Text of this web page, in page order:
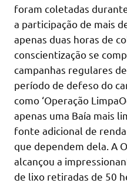
foram coletadas
a participação de mais
apenas duas horas de
conscientização se
campanhas regulares
período de defeso do
como ‘Operação
apenas uma Baía mais
fonte adicional de
que dependem dela. A
alcançou a
de lixo retiradas de 50